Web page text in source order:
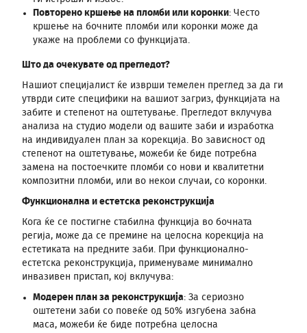
Повторено кршење на пломби или коронки: Често
кршење на бочните пломби или коронки може да
укаже на проблеми со функцијата.
Што да очекувате од прегледот?
Нашиот специјалист ќе изврши темелен преглед за да ги
утврди сите специфики на вашиот загриз, функцијата на
забите и степенот на оштетување. Прегледот вклучува
анализа на студио модели од вашите заби и изработка
на индивидуален план за корекција. Во зависност од
степенот на оштетување, можеби ќе биде потребна
замена на постоечките пломби со нови и квалитетни
композитни пломби, или во некои случаи, со коронки.
Функционална и естетска реконструкција
Кога ќе се постигне стабилна функција во бочната
регија, може да се премине на целосна корекција на
естетиката на предните заби. При функционално-
естетска реконструкција, применуваме минимално
инвазивен пристап, кој вклучува:
Модерен план за реконструкција: За сериозно
оштетени заби со повеќе од 50% изгубена забна
маса, можеби ќе биде потребна целосна